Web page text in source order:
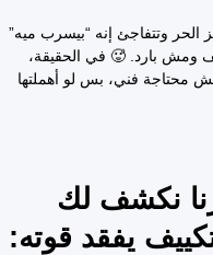
وتتفاجئ إنه “بيسرب ميه”
ومش بارد. 🥵 في الحقيقة،
ومش محتاجة فني، بس لو أهملتها
نكشف لك
يفقد قوته: